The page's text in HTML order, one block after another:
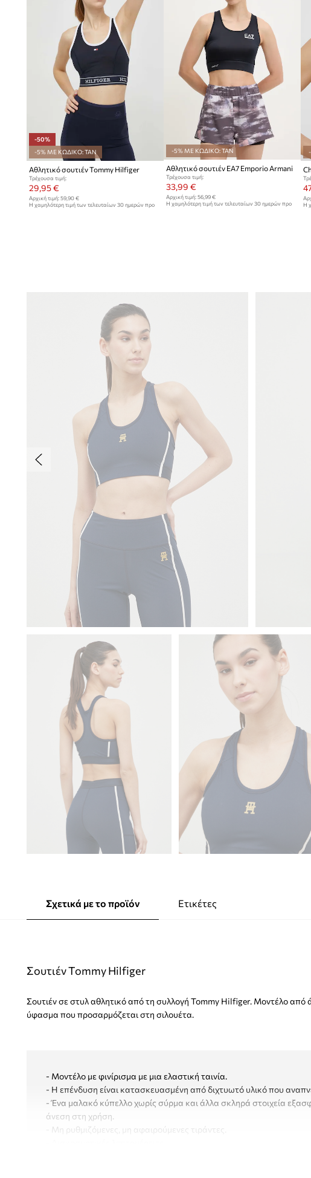
-50%
-5% ΜΕ ΚΩΔΙΚΟ: TAN
Αθλητικό σουτιέν Tommy Hilfiger
Τρέχουσα τιμή:
29,95 €
Αρχική τιμή: 59,90 €
Η χαμηλότερη τιμή των τελευταίων 30 ημερών προ
-5% ΜΕ ΚΩΔΙΚΟ: TAN
Αθλητικό σουτιέν EA7 Emporio Armani
Τρέχουσα τιμή:
33,99 €
Αρχική τιμή:56,99 €
Η χαμηλότερη τιμή των τελευταίων 30 ημερών προ
Η
Σχετικά με το προϊόν Ετικέτες
Σουτιέν Tommy Hilfiger
Σουτιέν σε στυλ αθλητικό από τη συλλογή Tommy Hilfiger. Μοντέλο από
ύφασμα που προσαρμόζεται στη σιλουέτα.
- Μοντέλο με φινίρισμα με μια ελαστική ταινία.
- Η επένδυση είναι κατασκευασμένη από διχτυωτό υλικό που
- Ένα μαλακό κύπελλο χωρίς σύρμα και άλλα σκληρά στοιχεία
άνεση στη χρήση.
- Μη ρυθμιζόμενες, μη αφαιρούμενες τιράντες.